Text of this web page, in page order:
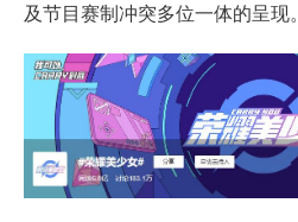
及节目赛制冲突多位一体的呈现。